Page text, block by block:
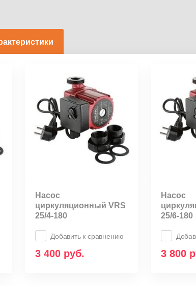
Насос
циркуляционный VRS
25/4-180
Добавить к сравнению
3 400 руб.
Насос
25/6-180
3 800